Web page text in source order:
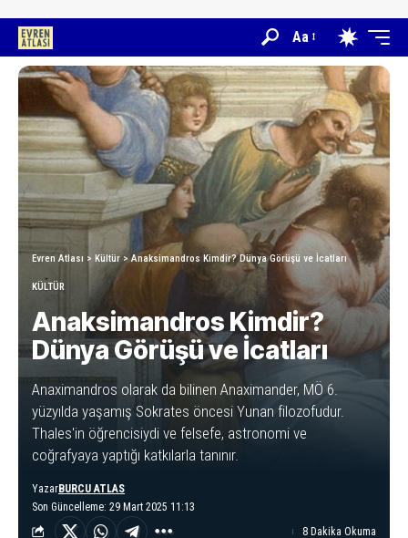
Aa
Evren Atlası > Kültür >Anaksimandros Kimdir? Dünya Görüşü ve İcatları
KÜLTÜR
Anaksimandros Kimdir?
Dünya Görüşü ve İcatları
Anaximandros olarak da bilinen Anaximander, MÖ 6.
yüzyılda yaşamış Sokrates öncesi Yunan filozofudur.
Thales'in öğrencisiydi ve felsefe, astronomi ve
coğrafyaya yaptığı katkılarla tanınır.
Son Güncelleme: 29 Mart 2025 11:13
YazarBURCU ATLAS
8 Dakika Okuma